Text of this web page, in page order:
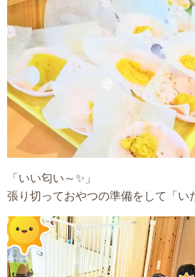
「いい匂い～✨」
張り切っておやつの準備をして「い